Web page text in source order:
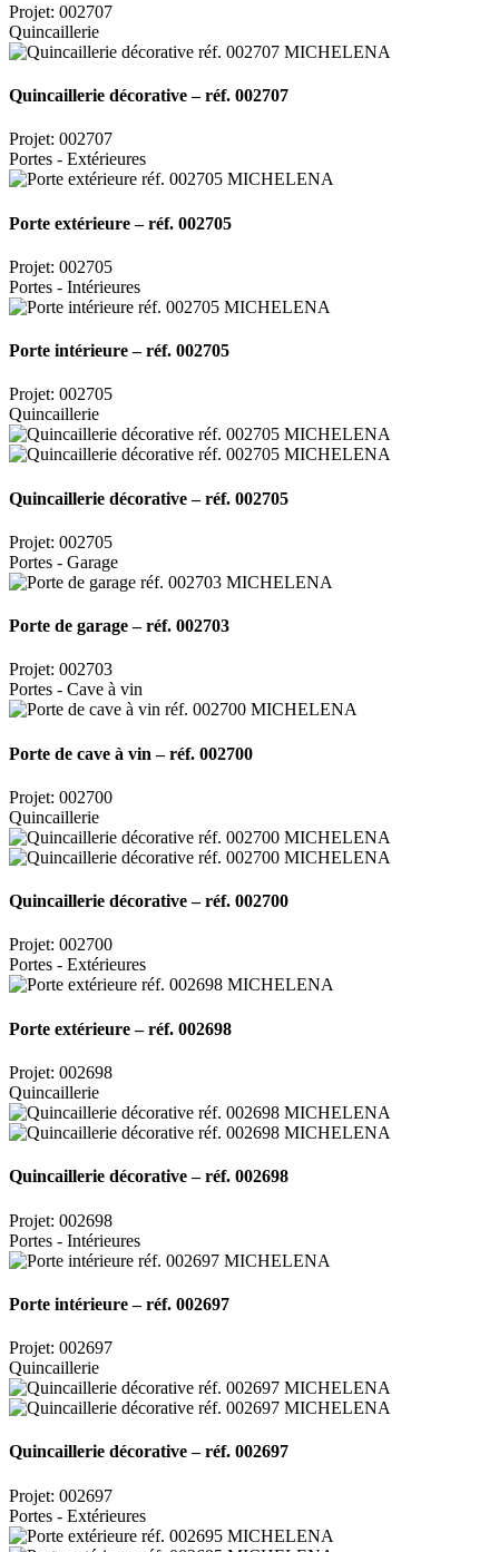
Projet: 002707
Quincaillerie
Quincaillerie décorative – réf. 002707
Projet: 002707
Portes - Extérieures
Porte extérieure – réf. 002705
Projet: 002705
Portes - Intérieures
Porte intérieure – réf. 002705
Projet: 002705
Quincaillerie
Quincaillerie décorative – réf. 002705
Projet: 002705
Portes - Garage
Porte de garage – réf. 002703
Projet: 002703
Portes - Cave à vin
Porte de cave à vin – réf. 002700
Projet: 002700
Quincaillerie
Quincaillerie décorative – réf. 002700
Projet: 002700
Portes - Extérieures
Porte extérieure – réf. 002698
Projet: 002698
Quincaillerie
Quincaillerie décorative – réf. 002698
Projet: 002698
Portes - Intérieures
Porte intérieure – réf. 002697
Projet: 002697
Quincaillerie
Quincaillerie décorative – réf. 002697
Projet: 002697
Portes - Extérieures